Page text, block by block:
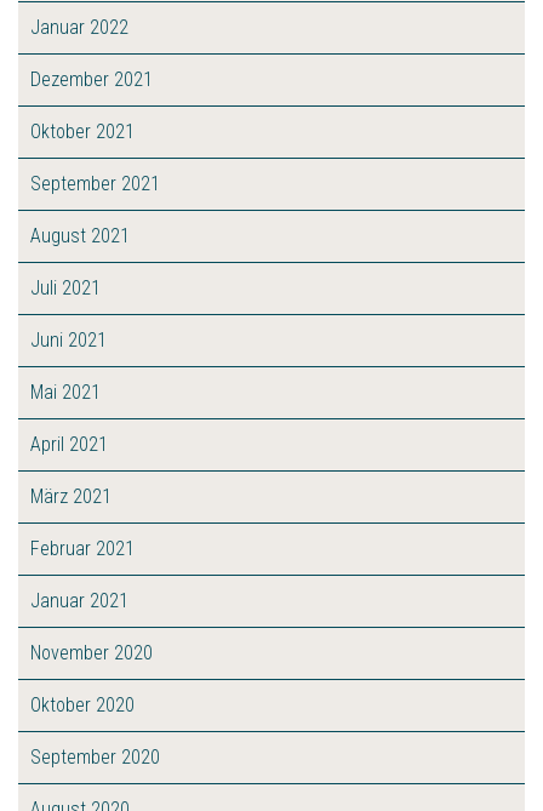
Januar 2022
Dezember 2021
Oktober 2021
September 2021
August 2021
Juli 2021
Juni 2021
Mai 2021
April 2021
März 2021
Februar 2021
Januar 2021
November 2020
Oktober 2020
September 2020